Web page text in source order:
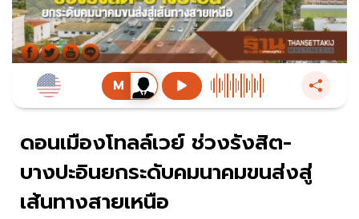
ดอนเมืองโทลล์เวย์ ช่วงรังสิต-
บางปะอินยกระดับคมนาคมขนส่งสู่
เส้นทางสายเหนือ